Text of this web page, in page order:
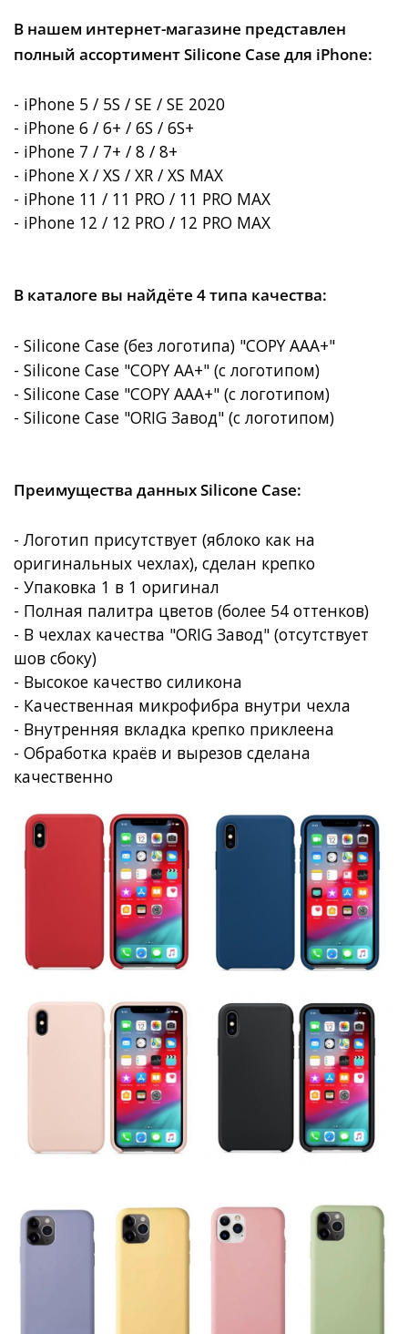
В нашем интернет-магазине представлен
полный ассортимент Silicone Case для iPhone:
- iPhone 5 / 5S / SE / SE 2020
- iPhone 6 / 6+ / 6S / 6S+
- iPhone 7 / 7+ / 8 / 8+
- iPhone X / XS / XR / XS MAX
- iPhone 11 / 11 PRO / 11 PRO MAX
- iPhone 12 / 12 PRO / 12 PRO MAX
В каталоге вы найдёте 4 типа качества:
- Silicone Case (без логотипа) "COPY AAA+"
- Silicone Case "COPY AA+" (с логотипом)
- Silicone Case "COPY AAA+" (с логотипом)
- Silicone Case "ORIG Завод" (с логотипом)
Преимущества данных Silicone Case:
- Логотип присутствует (яблоко как на
оригинальных чехлах), сделан крепко
- Упаковка 1 в 1 оригинал
- Полная палитра цветов (более 54 оттенков)
- В чехлах качества "ORIG Завод" (отсутствует
шов сбоку)
- Высокое качество силикона
- Качественная микрофибра внутри чехла
- Внутренняя вкладка крепко приклеена
- Обработка краёв и вырезов сделана
качественно